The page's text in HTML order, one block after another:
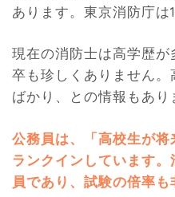
あります。東京消防庁は
現在の消防士は高学歴
卒も珍しくありません
ばかり、との情報もあり
公務員は、「高校生が
ランクインしています
員であり、試験の倍率